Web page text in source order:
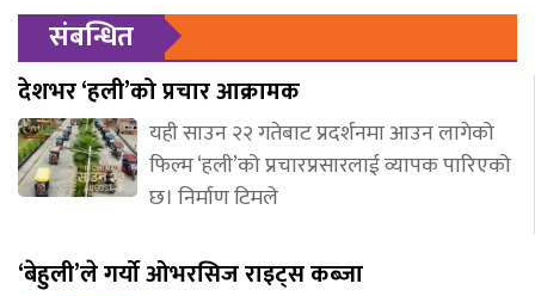
संबन्धित
देशभर ‘हली’को प्रचार आक्रामक
यही साउन २२ गतेबाट प्रदर्शनमा आउन लागेको
फिल्म ‘हली’को प्रचारप्रसारलाई व्यापक पारिएको
छ। निर्माण टिमले
‘बेहुली’ले गर्यो ओभरसिज राइट्स कब्जा